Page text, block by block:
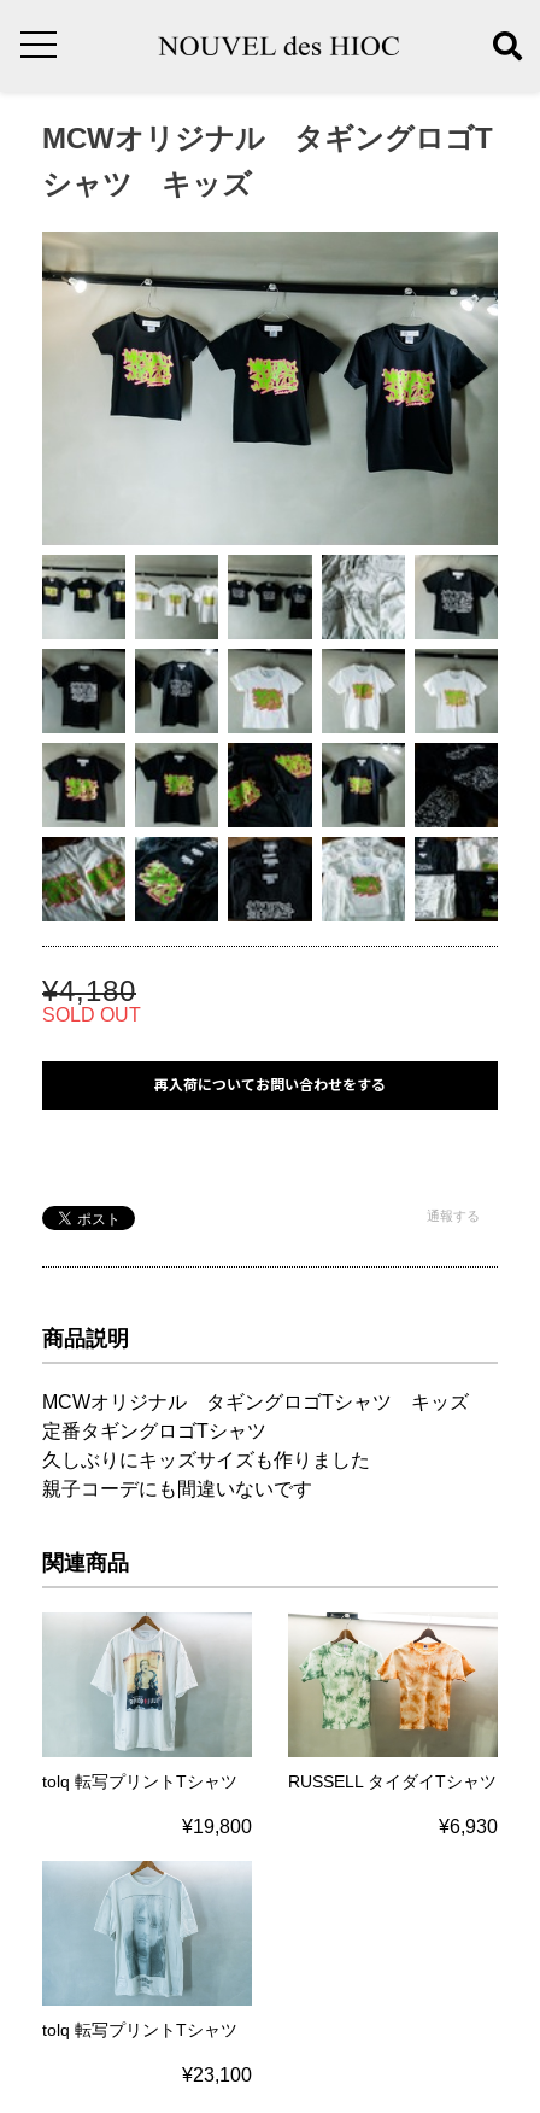
MCWオリジナル タギングロゴT
シャツ キッズ
¥4,180
SOLD OUT
再入荷についてお問い合わせをする
通報する
商品説明
MCWオリジナル タギングロゴTシャツ キッズ
定番タギングロゴTシャツ
久しぶりにキッズサイズも作りました
親子コーデにも間違いないです
関連商品
tolq 転写プリントTシャツ
¥19,800
RUSSELL タイダイTシャツ
¥6,930
tolq 転写プリントTシャツ
¥23,100